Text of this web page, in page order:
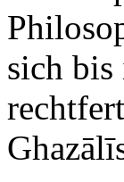
sich bis